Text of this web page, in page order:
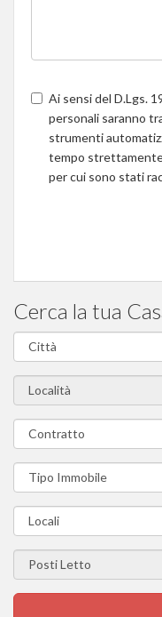
Ai sensi del D.Lgs.
personali saranno
strumenti
tempo
per cui sono stati
Cerca la tua